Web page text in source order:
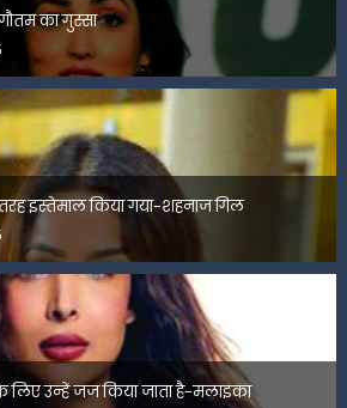
का गुस्सा
इस्तेमाल किया गया-शहनाज गिल
उन्हें जज किया जाता है-मलाइका